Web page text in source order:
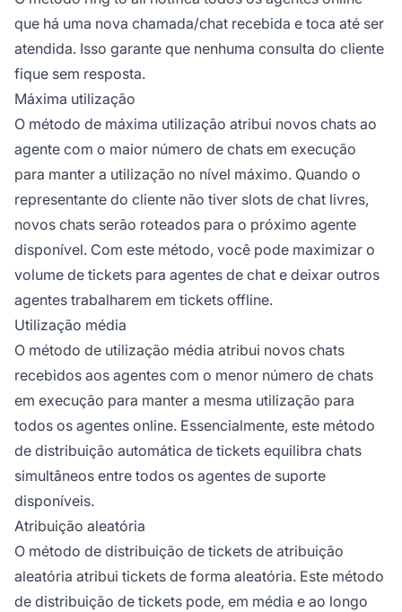
que há uma nova chamada/chat recebida e toca até ser
atendida. Isso garante que nenhuma consulta do cliente
fique sem resposta.
Máxima utilização
O método de máxima utilização atribui novos chats ao
agente com o maior número de chats em execução
para manter a utilização no nível máximo. Quando o
representante do cliente não tiver slots de chat livres,
novos chats serão roteados para o próximo agente
disponível. Com este método, você pode maximizar o
volume de tickets para agentes de chat e deixar outros
agentes trabalharem em tickets offline.
Utilização média
O método de utilização média atribui novos chats
recebidos aos agentes com o menor número de chats
em execução para manter a mesma utilização para
todos os agentes online. Essencialmente, este método
de distribuição automática de tickets equilibra chats
simultâneos entre todos os agentes de suporte
disponíveis.
Atribuição aleatória
O método de distribuição de tickets de atribuição
aleatória atribui tickets de forma aleatória. Este método
de distribuição de tickets pode, em média e ao longo